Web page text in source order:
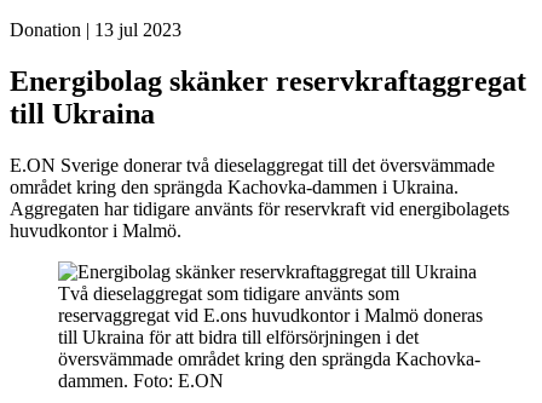
Donation | 13 jul 2023
Energibolag skänker reservkraftaggregat
till Ukraina
E.ON Sverige donerar två dieselaggregat till det översvämmade
området kring den sprängda Kachovka-dammen i Ukraina.
Aggregaten har tidigare använts för reservkraft vid energibolagets
huvudkontor i Malmö.
Två dieselaggregat som tidigare använts som
reservaggregat vid E.ons huvudkontor i Malmö doneras
till Ukraina för att bidra till elförsörjningen i det
översvämmade området kring den sprängda Kachovka-
dammen. Foto: E.ON